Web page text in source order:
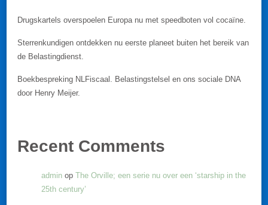
Drugskartels overspoelen Europa nu met speedboten vol cocaïne.
Sterrenkundigen ontdekken nu eerste planeet buiten het bereik van
de Belastingdienst.
Boekbespreking NLFiscaal. Belastingstelsel en ons sociale DNA
door Henry Meijer.
Recent Comments
admin op The Orville; een serie nu over een ‘starship in the
25th century’